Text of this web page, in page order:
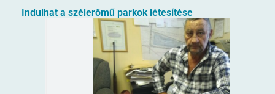
Indulhat a szélerőmű parkok létesítése